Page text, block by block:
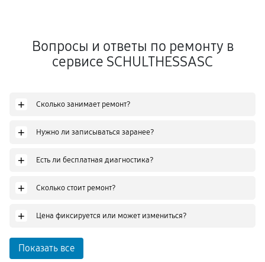
Вопросы и ответы по ремонту в
сервисе SCHULTHESSASC
+ Сколько занимает ремонт?
+ Нужно ли записываться заранее?
+ Есть ли бесплатная диагностика?
+ Сколько стоит ремонт?
+ Цена фиксируется или может измениться?
Показать все